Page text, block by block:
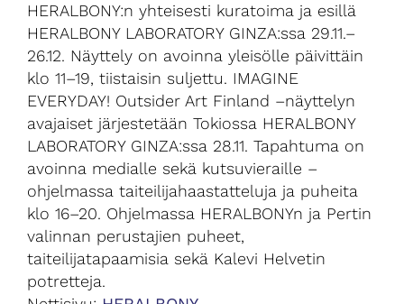
HERALBONY:n yhteisesti kuratoima ja esillä
HERALBONY LABORATORY GINZA:ssa 29.11.–
26.12. Näyttely on avoinna yleisölle päivittäin
klo 11–19, tiistaisin suljettu. IMAGINE
EVERYDAY! Outsider Art Finland –näyttelyn
avajaiset järjestetään Tokiossa HERALBONY
LABORATORY GINZA:ssa 28.11. Tapahtuma on
avoinna medialle sekä kutsuvieraille –
ohjelmassa taiteilijahaastatteluja ja puheita
klo 16–20. Ohjelmassa HERALBONYn ja Pertin
valinnan perustajien puheet,
taiteilijatapaamisia sekä Kalevi Helvetin
potretteja.